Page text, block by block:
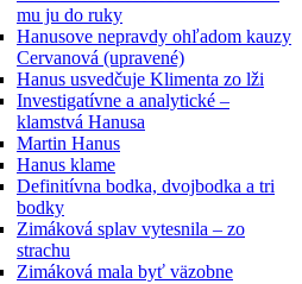
mu ju do ruky
Hanusove nepravdy ohľadom kauzy
Cervanová (upravené)
Hanus usvedčuje Klimenta zo lži
Investigatívne a analytické –
klamstvá Hanusa
Martin Hanus
Hanus klame
Definitívna bodka, dvojbodka a tri
bodky
Zimáková splav vytesnila – zo
strachu
Zimáková mala byť väzobne